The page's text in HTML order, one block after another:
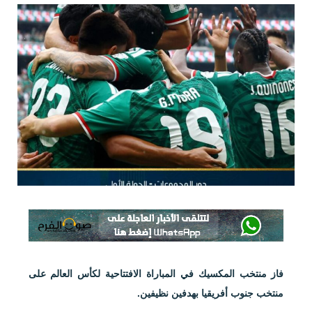
فاز منتخب المكسيك في المباراة الافتتاحية لكأس العالم على
منتخب جنوب أفريقيا بهدفين نظيفين.